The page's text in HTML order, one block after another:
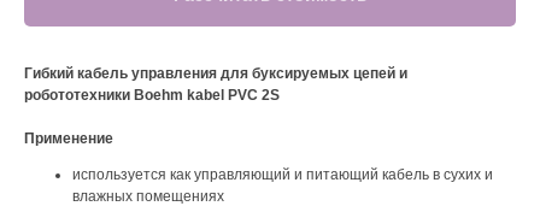
Гибкий кабель управления для буксируемых цепей и
робототехники Boehm kabel PVC 2S
Применение
используется как управляющий и питающий кабель в сухих и
влажных помещениях